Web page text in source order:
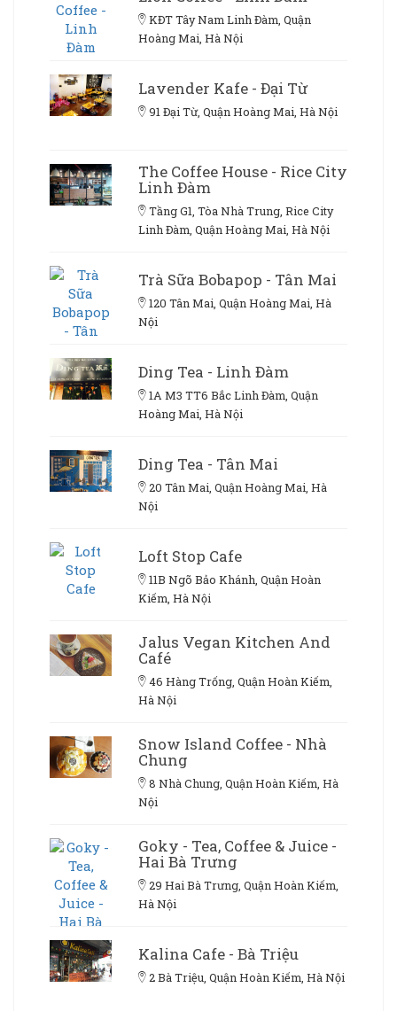
KĐT Tây Nam Linh Đàm, Quận
Hoàng Mai, Hà Nội
Lavender Kafe - Đại Từ
91 Đại Từ, Quận Hoàng Mai, Hà Nội
The Coffee House - Rice City
Linh Đàm
Tầng G1, Tòa Nhà Trung, Rice City
Linh Đàm, Quận Hoàng Mai, Hà Nội
Trà Sữa Bobapop - Tân Mai
120 Tân Mai, Quận Hoàng Mai, Hà
Nội
Ding Tea - Linh Đàm
1A M3 TT6 Bắc Linh Đàm, Quận
Hoàng Mai, Hà Nội
Ding Tea - Tân Mai
20 Tân Mai, Quận Hoàng Mai, Hà
Nội
Loft Stop Cafe
11B Ngõ Bảo Khánh, Quận Hoàn
Kiếm, Hà Nội
Jalus Vegan Kitchen And
Café
46 Hàng Trống, Quận Hoàn Kiếm,
Hà Nội
Snow Island Coffee - Nhà
Chung
8 Nhà Chung, Quận Hoàn Kiếm, Hà
Nội
Goky - Tea, Coffee & Juice -
Hai Bà Trưng
29 Hai Bà Trưng, Quận Hoàn Kiếm,
Hà Nội
Kalina Cafe - Bà Triệu
2 Bà Triệu, Quận Hoàn Kiếm, Hà Nội